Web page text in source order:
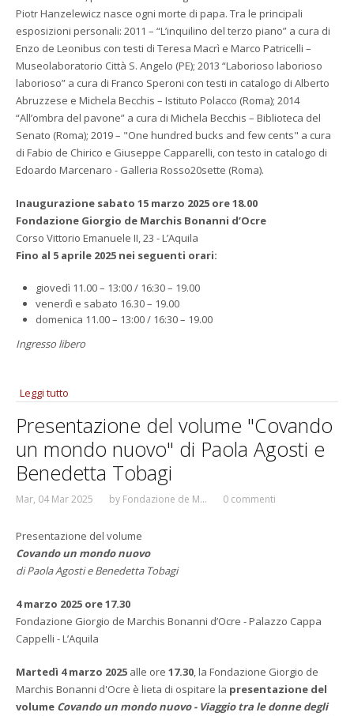
Piotr Hanzelewicz nasce ogni morte di papa. Tra le principali
esposizioni personali: 2011 – “L’inquilino del terzo piano” a cura di
Enzo de Leonibus con testi di Teresa Macrì e Marco Patricelli –
Museolaboratorio Città S. Angelo (PE); 2013 “Laborioso laborioso
laborioso” a cura di Franco Speroni con testi in catalogo di Alberto
Abruzzese e Michela Becchis – Istituto Polacco (Roma); 2014
“All’ombra del pavone” a cura di Michela Becchis – Biblioteca del
Senato (Roma); 2019 – "One hundred bucks and few cents" a cura
di Fabio de Chirico e Giuseppe Capparelli, con testo in catalogo di
Edoardo Marcenaro - Galleria Rosso20sette (Roma).
Inaugurazione sabato 15 marzo 2025 ore 18.00
Fondazione Giorgio de Marchis Bonanni d’Ocre
Corso Vittorio Emanuele II, 23 - L’Aquila
Fino al 5 aprile 2025 nei seguenti orari:
giovedì 11.00 – 13:00 / 16:30 – 19.00
venerdì e sabato 16.30 – 19.00
domenica 11.00 – 13:00 / 16:30 – 19.00
Ingresso libero
Leggi tutto
Presentazione del volume "Covando
un mondo nuovo" di Paola Agosti e
Benedetta Tobagi
Mar, 04 Mar 2025 by Fondazione de M... 0 commenti
Presentazione del volume
Covando un mondo nuovo
di Paola Agosti e Benedetta Tobagi
4 marzo 2025 ore 17.30
Fondazione Giorgio de Marchis Bonanni d’Ocre - Palazzo Cappa
Cappelli - L’Aquila
Martedì 4 marzo 2025 alle ore 17.30, la Fondazione Giorgio de
Marchis Bonanni d'Ocre è lieta di ospitare la presentazione del
volume Covando un mondo nuovo - Viaggio tra le donne degli